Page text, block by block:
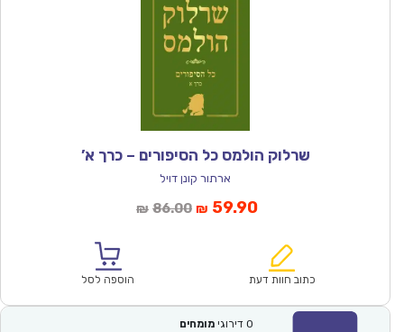
שרלוק הולמס כל הסיפורים – כרך א’
ארתור קונן דויל
₪ 86.00המחיר
₪86.00.
₪ 59.90המחיר
הוא:
כתוב חוות דעת הוספה לסל
0 דירוגי מומחים